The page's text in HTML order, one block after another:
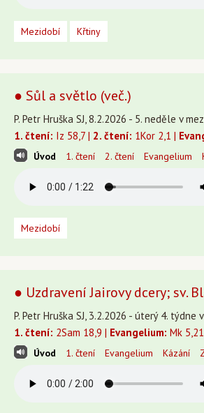
Mezidobí Křtiny
● Sůl a světlo (več.)
P. Petr Hruška SJ, 8.2.2026 - 5. neděle v
1. čtení: Iz 58,7 | 2. čtení: 1Kor 2,1 |
Úvod 1. čtení 2. čtení Evangelium
Mezidobí
● Uzdravení Jairovy dcery; sv.
P. Petr Hruška SJ, 3.2.2026 - úterý 4. týdne
1. čtení: 2Sam 18,9 | Evangelium: Mk 5,21
Úvod 1. čtení Evangelium Kázání